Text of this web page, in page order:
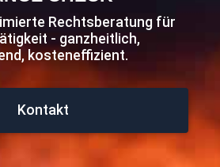
Rechtsberatung für
- ganzheitlich,
kosteneffizient.
Kontakt